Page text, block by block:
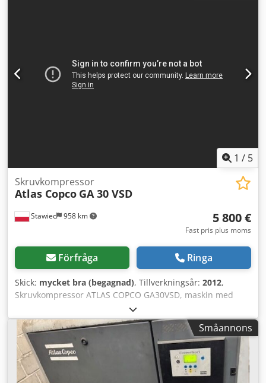
1 / 5
Stawiec 958 km
Skruvkompressor
Atlas Copco GA 30 VSD
5 800 €
Fast pris plus moms
Förfråga Ringa
Skick: mycket bra (begagnad), Tillverkningsår: 2012,
Skruvkompressor ATLAS COPCO GA30VSD, maskin med
frekvensomriktare efter service Tekniska data: kapacitet:
5,58 m3/min; Dkedpfx Akey S T Ths Eer motor på 30 kW;
max tryck: 13 bar; år: 2012; drifttimmar: 11 816; Pris: 24
500 EUR netto 30 135 EUR brutto Kompressorn är fullt
fungerande, redo för bruk, med garanti. Vi erbjuder
service.
Småannons